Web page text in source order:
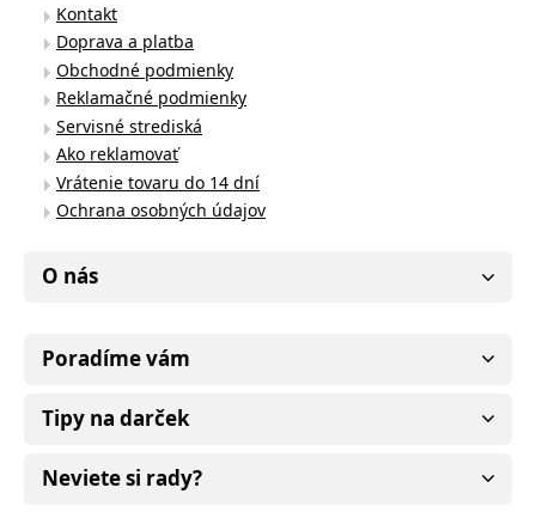
Kontakt
Doprava a platba
Obchodné podmienky
Reklamačné podmienky
Servisné strediská
Ako reklamovať
Vrátenie tovaru do 14 dní
Ochrana osobných údajov
O nás
Poradíme vám
Tipy na darček
Neviete si rady?